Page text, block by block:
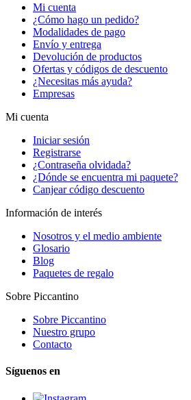
Mi cuenta
¿Cómo hago un pedido?
Modalidades de pago
Envío y entrega
Devolución de productos
Ofertas y códigos de descuento
¿Necesitas más ayuda?
Empresas
Mi cuenta
Iniciar sesión
Registrarse
¿Contraseña olvidada?
¿Dónde se encuentra mi paquete?
Canjear código descuento
Información de interés
Nosotros y el medio ambiente
Glosario
Blog
Paquetes de regalo
Sobre Piccantino
Sobre Piccantino
Nuestro grupo
Contacto
Síguenos en